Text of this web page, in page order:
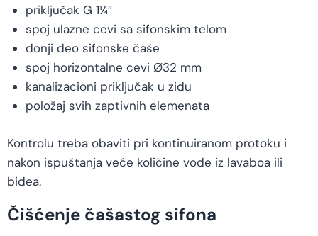
priključak G 1¼″
spoj ulazne cevi sa sifonskim telom
donji deo sifonske čaše
spoj horizontalne cevi Ø32 mm
kanalizacioni priključak u zidu
položaj svih zaptivnih elemenata
Kontrolu treba obaviti pri kontinuiranom protoku i
nakon ispuštanja veće količine vode iz lavaboa ili
bidea.
Čišćenje čašastog sifona